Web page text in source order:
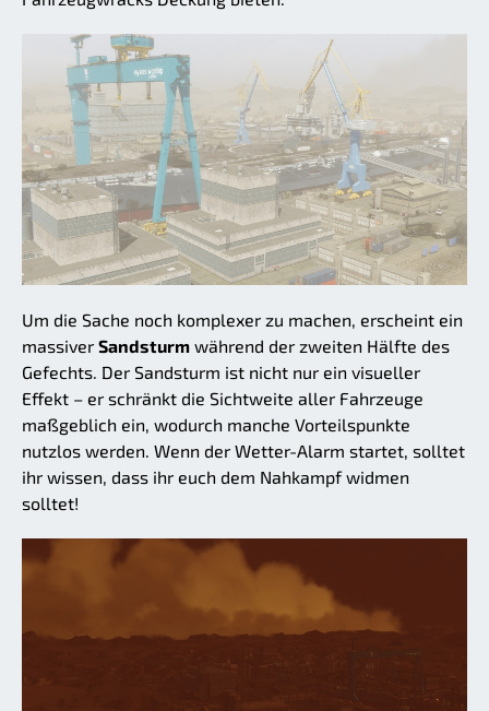
Um die Sache noch komplexer zu machen, erscheint ein
massiver Sandsturm während der zweiten Hälfte des
Gefechts. Der Sandsturm ist nicht nur ein visueller
Effekt – er schränkt die Sichtweite aller Fahrzeuge
maßgeblich ein, wodurch manche Vorteilspunkte
nutzlos werden. Wenn der Wetter-Alarm startet, solltet
ihr wissen, dass ihr euch dem Nahkampf widmen
solltet!